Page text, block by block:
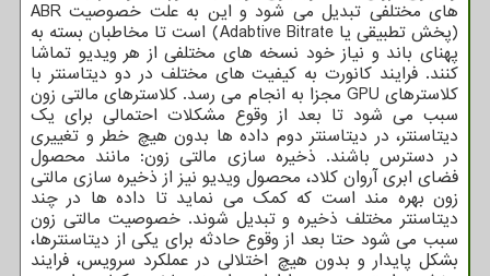
های مختلفی تبدیل می شود و این به علت خصوصیت ABR
(پخش تطبیقی یا Adabtive Bitrate) است تا مخاطبان بسته به
پهنای باند و نیاز خود نسخه های مختلفی از هر ویدیو تماشا
کنند. فرایند کانورت به کیفیت های مختلف در دو دیتاسنتر با
کلاسترهای GPU مجزا به انجام می رسد. کلاسترهای مالتی زون
سبب می شود تا بعد از وقوع مشکلات احتمالی برای یک
دیتاسنتر، در دیتاسنتر دوم داده ها بدون هیچ خطر و تغییری
در دسترس باشند. ذخیره سازی مالتی زون: مانند محصول
فضای ابری آروان کلاد، محصول ویدیو نیز از ذخیره سازی مالتی
زون بهره مند است که کمک می نماید تا داده ها در چند
دیتاسنتر مختلف ذخیره و تبدیل شوند. خصوصیت مالتی زون
سبب می شود حتا بعد از وقوع حادثه برای یکی از دیتاسنترها،
بشکل پایدار و بدون هیچ اختلالی در عملکرد سرویس، فرایند